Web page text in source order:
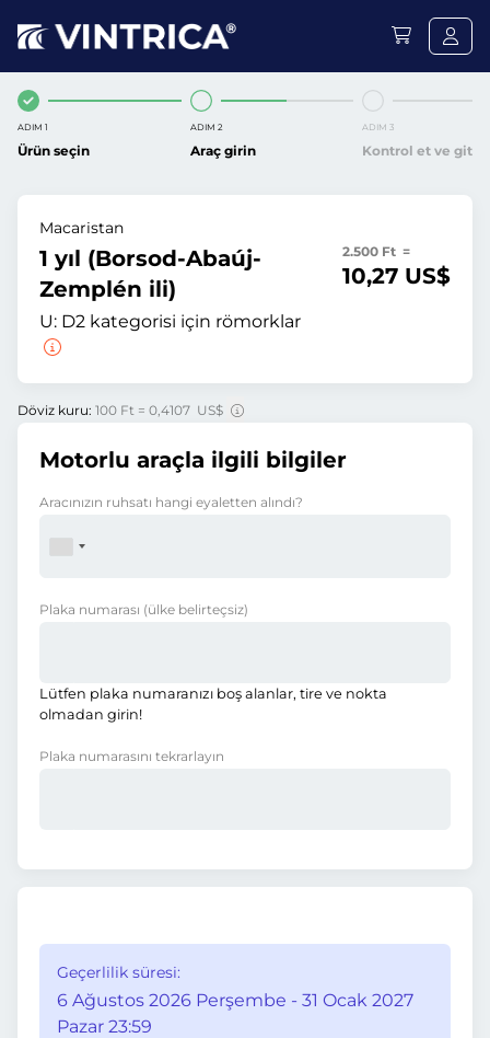
ADIM 1
Ürün seçin
ADIM 2
Araç girin
ADIM 3
Kontrol et ve git
Macaristan
1 yıl (Borsod-Abaúj-
Zemplén ili)
U: D2 kategorisi için römorklar
2.500 Ft =
10,27 US$
Döviz kuru: 100 Ft = 0,4107 US$
Motorlu araçla ilgili bilgiler
Aracınızın ruhsatı hangi eyaletten alındı?
Plaka numarası (ülke belirteçsiz)
Lütfen plaka numaranızı boş alanlar, tire ve nokta
olmadan girin!
Plaka numarasını tekrarlayın
Geçerlilik süresi:
6 Ağustos 2026 Perşembe - 31 Ocak 2027
Pazar 23:59